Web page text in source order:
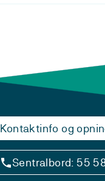
Kontaktinfo og
Sentralbord: 55